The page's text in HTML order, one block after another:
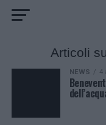
Articoli
NEWS 4